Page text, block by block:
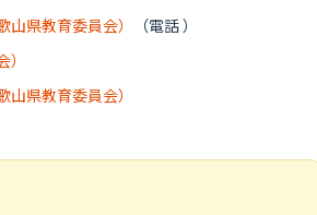
県教育委員会）
（電話 ）
県教育委員会）